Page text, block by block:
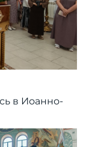
в Иоанно-